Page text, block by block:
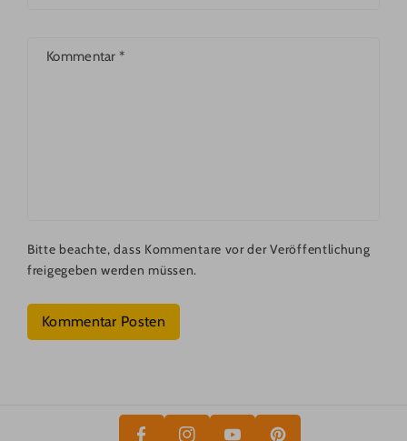
Kommentar*
Bitte beachte, dass Kommentare vor der Veröffentlichung
freigegeben werden müssen.
Kommentar Posten
F
E
A
T
E